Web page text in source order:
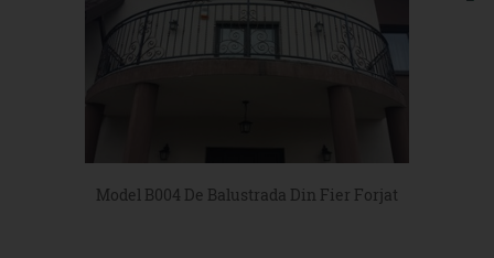
Model B004 De Balustrada Din Fier Forjat